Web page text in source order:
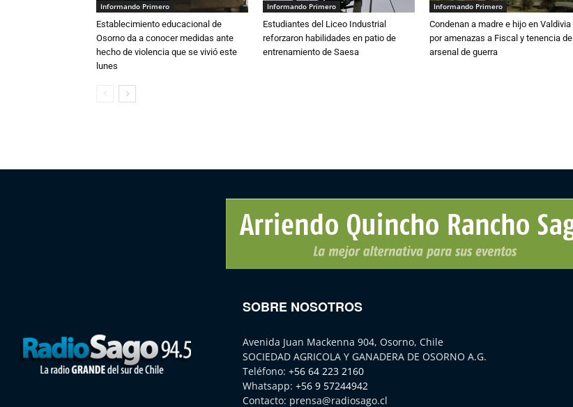
Informando Primero
Establecimiento educacional de
Osorno da a conocer medidas ante
hecho de violencia que se vivió este
lunes
Informando Primero
Estudiantes del Liceo Industrial
reforzaron habilidades en patio de
entrenamiento de Saesa
Informando Primero
Condenan a madre e hijo en Valdivia
por amenazas a Fiscal y tenencia de
arsenal de guerra
SOBRE NOSOTROS
Avenida Juan Mackenna 904, Osorno, Chile
SOCIEDAD AGRICOLA Y GANADERA DE OSORNO A.G.
Teléfono: +56 64 223 2160
Whatsapp: +56 9 57244942
Contacto: prensa@radiosago.cl